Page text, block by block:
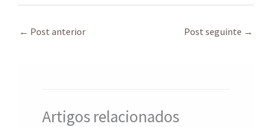
sA
e
← Post anterior Post seguinte →
Artigos relacionados